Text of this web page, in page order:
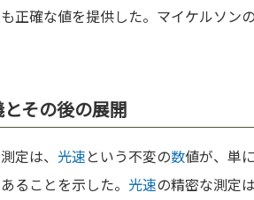
正確な値を提供した。マイケルソン
その後の展開
定は、 光速という不変の数値が、単に
ることを示した。 光速の精密な測定は